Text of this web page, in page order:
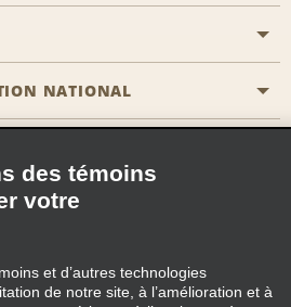
pour quelqu'un d'autre
mondiales
NATIONAL
des témoins
votre
et d’autres technologies
de notre site, à l’amélioration et à